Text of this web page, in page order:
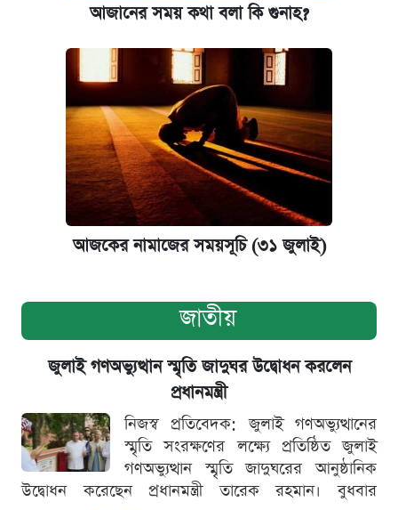
আজানের সময় কথা বলা কি গুনাহ?
আজকের নামাজের সময়সূচি (৩১ জুলাই)
জাতীয়
জুলাই গণঅভ্যুত্থান স্মৃতি জাদুঘর উদ্বোধন করলেন
প্রধানমন্ত্রী
নিজস্ব প্রতিবেদক: জুলাই গণঅভ্যুত্থানের
স্মৃতি সংরক্ষণের লক্ষ্যে প্রতিষ্ঠিত জুলাই
গণঅভ্যুত্থান স্মৃতি জাদুঘরের আনুষ্ঠানিক
উদ্বোধন করেছেন প্রধানমন্ত্রী তারেক রহমান। বুধবার